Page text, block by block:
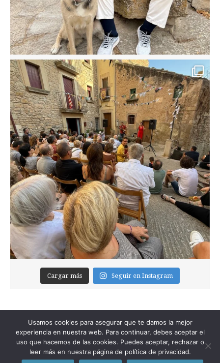
Cargar más Seguir en Instagram
Copyright © 2026 Foixblog . All Rights Reserved.
Usamos cookies para asegurar que te damos la mejor
experiencia en nuestra web. Para continuar, debes aceptar el
uso que hacemos de las cookies. Puedes aceptar, rechazar o
leer más en nuestra página de política de privacidad.